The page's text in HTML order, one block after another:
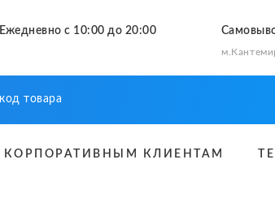
Ежедневно с 10:00 до 20:00
КОРПОРАТИВНЫМ КЛИЕНТАМ